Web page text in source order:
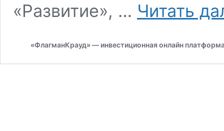
«Развитие», … Читать
«ФлагманКрауд» — инвестиционная онлайн